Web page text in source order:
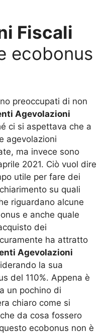
Fiscali
ecobonus
preoccupati di non
Agevolazioni
ci si aspettava che a
agevolazioni
ma invece sono
2021. Ciò vuol dire
utile per fare dei
su quali
riguardano alcune
e anche quale
dei
ha attratto
Agevolazioni
la sua
del 110%. Appena è
un pochino di
chiaro come si
da cosa fossero
ecobonus non è